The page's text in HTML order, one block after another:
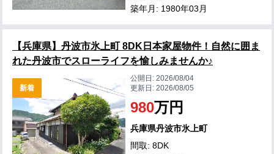
築年月: 1980年03月
【兵庫県】丹波市氷上町 8DK日本家屋物件！自然に囲ま
れた丹波市でスローライフを愉しみませんか♪
新着
公開日:2026/08/04
更新日:2026/08/05
980万円
兵庫県丹波市氷上町
間取: 8DK